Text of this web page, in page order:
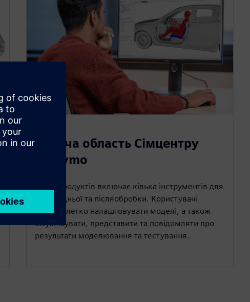
Робоча область Сімцентру
Madymo
Набір продуктів включає кілька інструментів для
попередньої та післяобробки. Користувачі
можуть легко налаштовувати моделі, а також
візуалізувати, представити та повідомляти про
результати моделювання та тестування.